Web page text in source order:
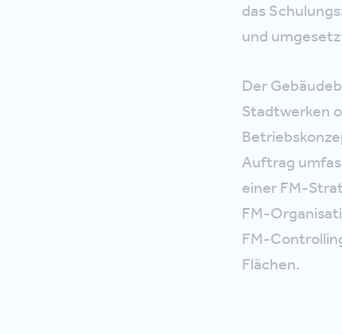
das
und
Der
Stadtwerken
Auftrag
einer FM-
FM-
FM-
Flächen.